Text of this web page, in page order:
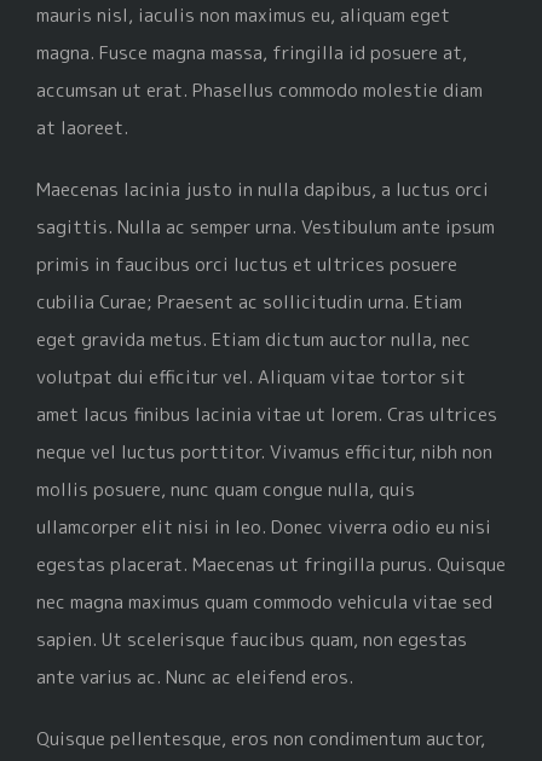
mauris nisl, iaculis non maximus eu, aliquam eget
magna. Fusce magna massa, fringilla id posuere at,
accumsan ut erat. Phasellus commodo molestie diam
at laoreet.
Maecenas lacinia justo in nulla dapibus, a luctus orci
sagittis. Nulla ac semper urna. Vestibulum ante ipsum
primis in faucibus orci luctus et ultrices posuere
cubilia Curae; Praesent ac sollicitudin urna. Etiam
eget gravida metus. Etiam dictum auctor nulla, nec
volutpat dui efficitur vel. Aliquam vitae tortor sit
amet lacus finibus lacinia vitae ut lorem. Cras ultrices
neque vel luctus porttitor. Vivamus efficitur, nibh non
mollis posuere, nunc quam congue nulla, quis
ullamcorper elit nisi in leo. Donec viverra odio eu nisi
egestas placerat. Maecenas ut fringilla purus. Quisque
nec magna maximus quam commodo vehicula vitae sed
sapien. Ut scelerisque faucibus quam, non egestas
ante varius ac. Nunc ac eleifend eros.
Quisque pellentesque, eros non condimentum auctor,